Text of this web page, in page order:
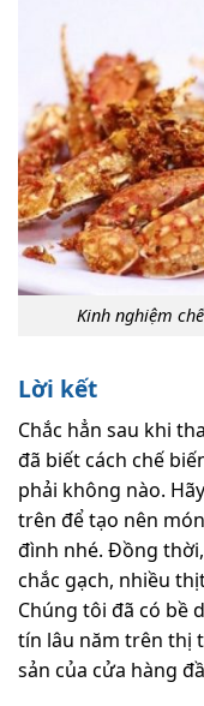
Kinh nghiệm
Lời kết
Chắc hẳn sau khi
đã biết cách chế
phải không nào.
trên để tạo nên
đình nhé. Đồng
chắc gạch, nhiều
Chúng tôi đã có bề
tín lâu năm trên thị
sản của cửa hàng